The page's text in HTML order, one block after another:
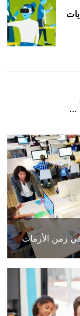
زمن الأزمات